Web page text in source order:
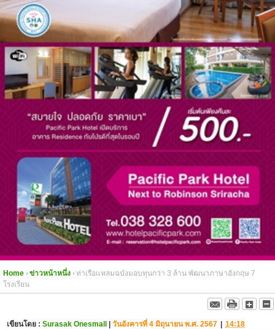
Home ข่าวหน้าหนึ่ง
ท่าเรือแหลมฉบังมอบทุนกว่า 3 ล้าน พัฒนาภาษาอังกฤษ 7
โรงเรียน
เขียนโดย : Surasak Onesmall | วันอังคารที่ 4 มิถุนายน พ.ศ. 2567 | 14:18